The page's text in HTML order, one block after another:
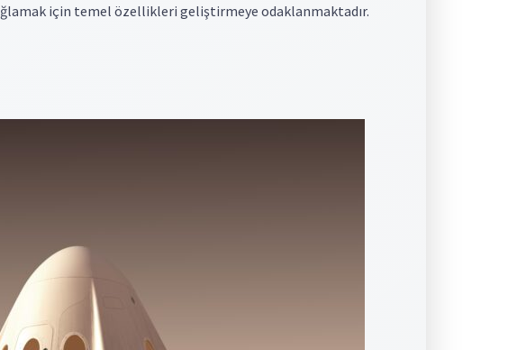
için temel özellikleri geliştirmeye odaklanmaktadır.